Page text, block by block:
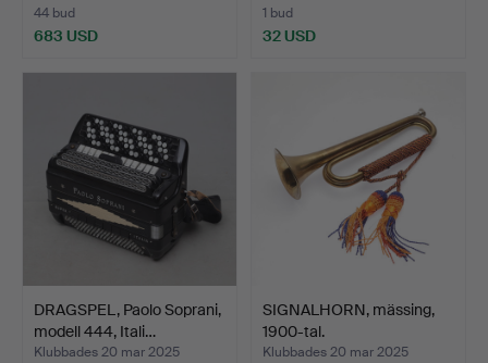
44 bud
683 USD
1 bud
32 USD
DRAGSPEL, Paolo Soprani,
modell 444, Itali…
Klubbades 20 mar 2025
SIGNALHORN, mässing,
1900-tal.
Klubbades 20 mar 2025